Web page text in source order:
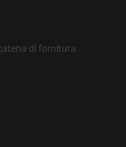
di fornitura